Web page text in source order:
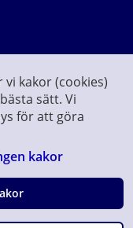
kakor (cookies)
sätt. Vi
för att göra
kakor